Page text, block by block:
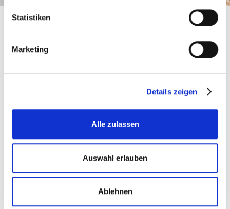
Statistiken
Marketing
Details zeigen
Alle zulassen
Auswahl erlauben
Ablehnen
Geschmackserlebnisse. Höchste Qualität und
garantiert die einmalige Produktqualität von Brändle-Ölen.
Unsere Produktkategorien